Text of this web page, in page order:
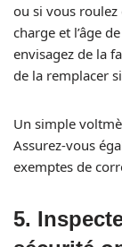
ou si vous roulez
charge et l’âge
envisagez de la
de la remplacer
Un simple
Assurez-vous
exemptes de
5.